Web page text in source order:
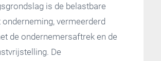
is de belastbare
vermeerderd
de ondernemersaftrek en de
De